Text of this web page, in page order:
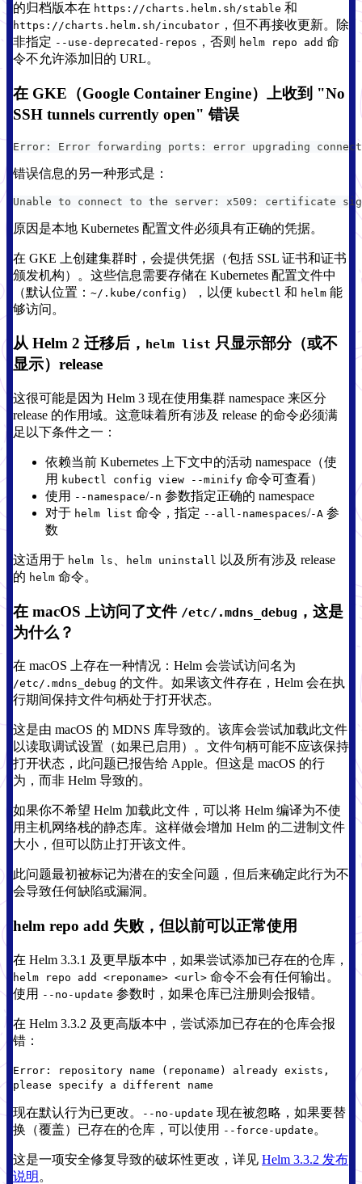
的归档版本在 https://charts.helm.sh/stable 和
https://charts.helm.sh/incubator ，但不再接收更新。除
非指定 --use-deprecated-repos ，否则 helm repo add 命
令不允许添加旧的 URL。
在 GKE（Google Container Engine）上收到 "No
SSH tunnels currently open" 错误
Error: Error forwarding ports: error upgrading
错误信息的另一种形式是：
Unable to connect to the server: x509: certificate
原因是本地 Kubernetes 配置文件必须具有正确的凭据。
在 GKE 上创建集群时，会提供凭据（包括 SSL 证书和证书
颁发机构）。这些信息需要存储在 Kubernetes 配置文件中
（默认位置： ~/.kube/config ），以便 kubectl 和 helm 能
够访问。
从 Helm 2 迁移后， helm list 只显示部分（或不
显示）release
这很可能是因为 Helm 3 现在使用集群 namespace 来区分
release 的作用域。这意味着所有涉及 release 的命令必须满
足以下条件之一：
依赖当前 Kubernetes 上下文中的活动 namespace（使
用 kubectl config view --minify 命令可查看）
使用 --namespace/-n 参数指定正确的 namespace
对于 helm list 命令，指定 --all-namespaces/-A 参
数
这适用于 helm ls helm uninstall
以及所有涉及 release
的 helm 命令。
在 macOS 上访问了文件 /etc/.mdns_debug ，这是
为什么？
在 macOS 上存在一种情况：Helm 会尝试访问名为
/etc/.mdns_debug 的文件。如果该文件存在，Helm 会在执
行期间保持文件句柄处于打开状态。
这是由 macOS 的 MDNS 库导致的。该库会尝试加载此文件
以读取调试设置（如果已启用）。文件句柄可能不应该保持
打开状态，此问题已报告给 Apple。但这是 macOS 的行
为，而非 Helm 导致的。
如果你不希望 Helm 加载此文件，可以将 Helm 编译为不使
用主机网络栈的静态库。这样做会增加 Helm 的二进制文件
大小，但可以防止打开该文件。
此问题最初被标记为潜在的安全问题，但后来确定此行为不
会导致任何缺陷或漏洞。
helm repo add 失败，但以前可以正常使用
在 Helm 3.3.1 及更早版本中，如果尝试添加已存在的仓库，
helm repo add <reponame> <url> 命令不会有任何输出。
使用 --no-update 参数时，如果仓库已注册则会报错。
在 Helm 3.3.2 及更高版本中，尝试添加已存在的仓库会报
错：
Error: repository name (reponame) already exists,
please specify a different name
现在默认行为已更改。 --no-update 现在被忽略，如果要替
换（覆盖）已存在的仓库，可以使用 --force-update 。
这是一项安全修复导致的破坏性更改，详见 Helm 3.3.2 发布
说明 。